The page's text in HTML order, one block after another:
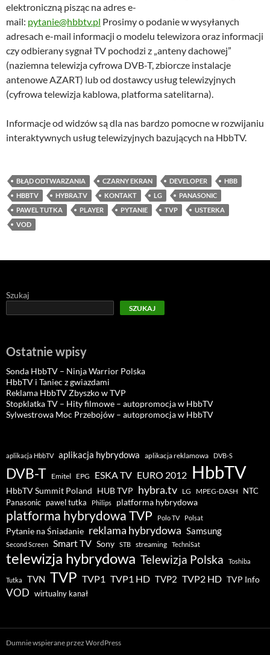
elektroniczną pisząc na adres e-
mail: pytanie@hbbtv.pl Prosimy o podanie w wysyłanych
adresach e-mail informacji o modelu telewizora oraz informacji
czy odbierany sygnał TV pochodzi z „anteny dachowej”
(naziemna telewizja cyfrowa DVB-T, zbiorcze instalacje
antenowe AZART) lub od dostawcy usług telewizyjnych
(cyfrowa telewizja kablowa, platforma satelitarna).
Informacje od widzów są dla nas bardzo pomocne w rozwijaniu
interaktywnych usług telewizyjnych bazujących na HbbTV.
BŁĄD ODTWARZANIA CZARNY EKRAN DEVELOPER
HBB
HBBTV
HYBRA.TV KONTAKT LG
PANASONIC
PAWEL TUTKA
PLAYER PYTANIE TVP
USTERKA
VOD
Szukaj
SZUKAJ
Ostatnie wpisy
Sonda HbbTV – Ninja Warrior Polska
HbbTV i Taniec z gwiazdami
Reklama HbbTV Zbyszko w TVP
Stopklatka TV – Hity filmowe – autopromocja w HbbTV
Sylwestrowa Moc Przebojów – autopromocja w HbbTV
aplikacja HbbTV aplikacja hybrydowa aplikacja reklamowa DVB-S
DVB-T Emitel EPG ESKA TV EURO 2012 HbbTV
HbbTV Summit Poland HUB TVP hybra.tv LG MPEG-DASH NTC
Panasonic pawel tutka Philips platforma hybrydowa
platforma hybrydowa TVP Polo TV Polsat
Pytanie na Śniadanie reklama hybrydowa Samsung
Second Screen Smart TV Sony STB streaming TechniSat
telewizja hybrydowa Telewizja Polska Toshiba
Tutka TVN TVP TVP1 TVP1 HD TVP2 TVP2 HD TVP Info
VOD wirtualny kanał
Dumnie wspierane przez WordPress